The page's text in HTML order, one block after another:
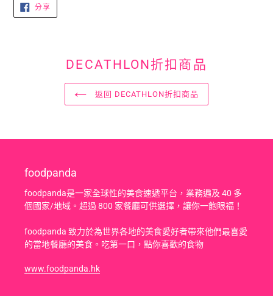
入
分享分
至
DECATHLON折扣商品
返回 DECATHLON折扣商品
foodpanda
foodpanda是一家全球性的美食速遞平台，業務遍及 40 多
個國家/地域。超過 800 家餐廳可供選擇，讓你一飽眼福！
foodpanda 致力於為世界各地的美食愛好者帶來他們最喜愛
的當地餐廳的美食。吃第一口，點你喜歡的食物
www.foodpanda.hk